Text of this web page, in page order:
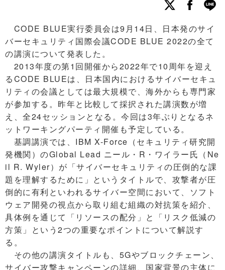
CODE BLUE実行委員会は9月14日、日本発のサイ
バーセキュリティ国際会議CODE BLUE 2022の全て
の講演について発表した。
2013年度の第1回開催から2022年で10周年を迎え
るCODE BLUEは、日本国内におけるサイバーセキュ
リティの会議としては最大規模で、海外からも専門家
が参加する。昨年と比較して採択された講演数が増
え、全24セッションとなる。今回は3年ぶりとなるネ
ットワーキングパーティ開催も予定している。
基調講演では、IBM X-Force（セキュリティ研究開
発機関）のGlobal Lead ニール・R・ワイラー氏（Ne
il R. Wyler）が「サイバーセキュリティの圧倒的な課
題を理解するために」というタイトルで、攻撃者が圧
倒的に有利といわれるサイバー空間において、ソフト
ウェア開発の視点から取り組む組織の対抗策を紹介、
具体例を通じて「リソースの配分」と「リスク低減の
方策」という2つの重要なポイントについて解説す
る。
その他の講演タイトルも、5Gやブロックチェーン、
サイバー攻撃キャンペーンの詳細、国家背景の主体に